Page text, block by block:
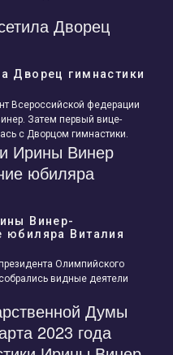
Дворец гимнастики
Всероссийской федерации
Затем первый вице-
с Дворцом гимнастики.
Винер-
юбиляра Виталия
Олимпийского
видные деятели